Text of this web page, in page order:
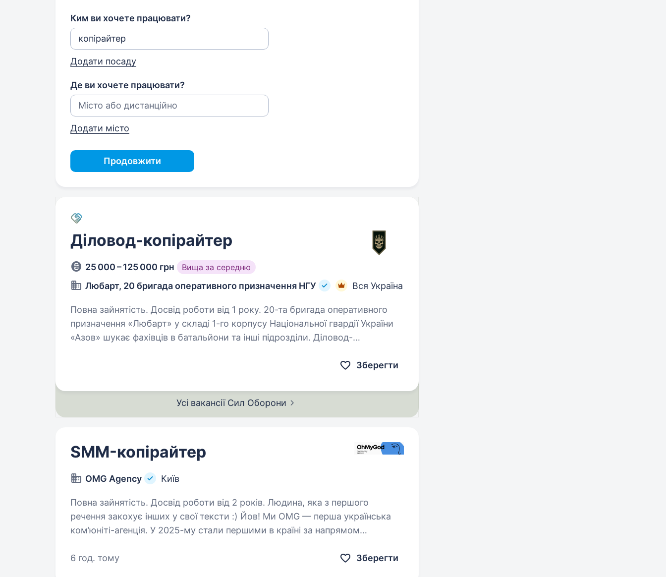
Ким ви хочете працювати?
Додати посаду
Де ви хочете працювати?
Додати місто
Продовжити
Діловод-копірайтер
25 000 – 125 000 грн Вища за середню
Любарт, 20 бригада оперативного призначення НГУ Вся Україна
Повна зайнятість. Досвід роботи від 1 року. 20-та бригада оперативного
призначення «Любарт» у складі 1-го корпусу Національної гвардії України
«Азов» шукає фахівців в батальйони та інші підрозділи. Діловод-
Зберегти
Усі вакансії Сил Оборони
SMM-копірайтер
OMG Agency Київ
Повна зайнятість. Досвід роботи від 2 років. Людина, яка з першого
речення закохує інших у свої тексти :) Йов! Ми OMG — перша українська
ком’юніті-агенція. У 2025-му стали першими в країні за напрямом
6 год. тому
Зберегти